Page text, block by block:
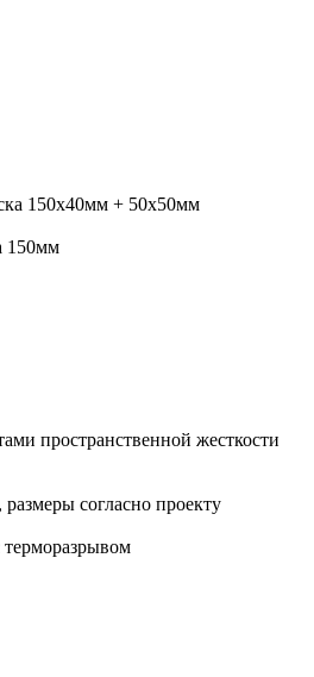
150х40мм + 50х50мм
150мм
пространственной жесткости
согласно проекту
терморазрывом